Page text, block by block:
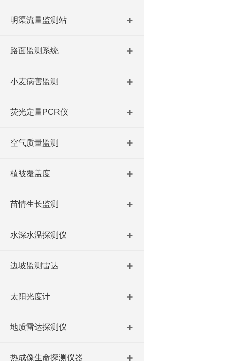
明渠流量监测站
路面监测系统
小麦病害监测
荧光定量PCR仪
空气质量监测
植被覆盖度
苗情生长监测
水深水温探测仪
边坡监测雷达
太阳光度计
地质雷达探测仪
热成像生命探测仪器